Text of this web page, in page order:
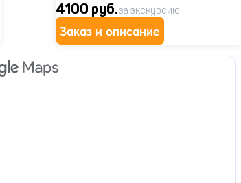
4100 руб.за экскурсию
Заказ и описание